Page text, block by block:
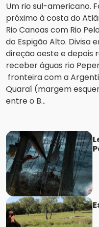
Um rio sul-americano.
próximo à costa do
Rio Canoas com Rio
do Espigão Alto. Divisa
direção oeste e depois
receber águas rio
fronteira com a
Quaraí (margem
entre o B...